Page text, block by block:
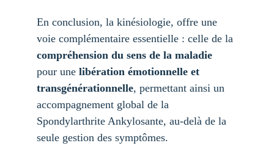
En conclusion, la kinésiologie, offre une
voie complémentaire essentielle : celle de la
compréhension du sens de la maladie
pour une libération émotionnelle et
transgénérationnelle, permettant ainsi un
accompagnement global de la
Spondylarthrite Ankylosante, au-delà de la
seule gestion des symptômes.